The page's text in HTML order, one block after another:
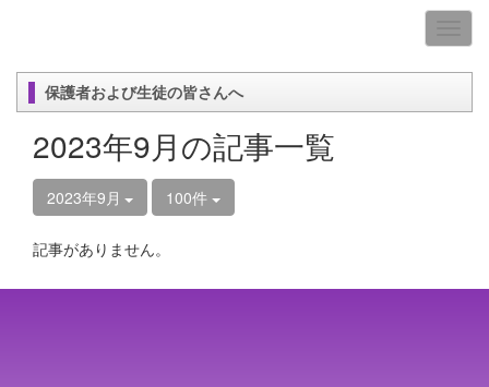
保護者および生徒の皆さんへ
2023年9月の記事一覧
2023年9月 100件
記事がありません。